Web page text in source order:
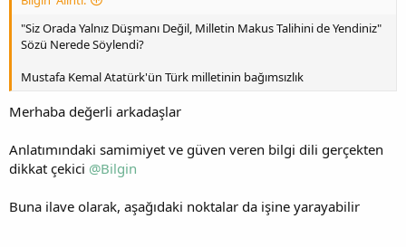
"Siz Orada Yalnız Düşmanı Değil, Milletin Makus Talihini de Yendiniz"
Sözü Nerede Söylendi?
Mustafa Kemal Atatürk'ün Türk milletinin bağımsızlık
Merhaba değerli arkadaşlar
Anlatımındaki samimiyet ve güven veren bilgi dili gerçekten
dikkat çekici @Bilgin
Buna ilave olarak, aşağıdaki noktalar da işine yarayabilir